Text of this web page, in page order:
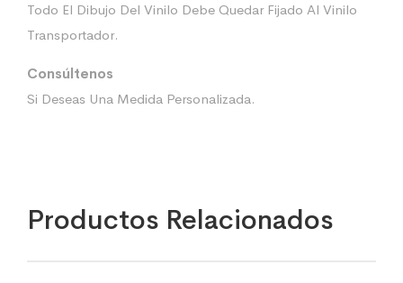
Todo El Dibujo Del Vinilo Debe Quedar Fijado Al Vinilo
Transportador.
Consúltenos
Si Deseas Una Medida Personalizada.
Productos Relacionados